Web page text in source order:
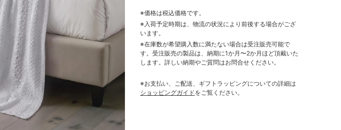
※価格は税込価格です。
※入荷予定時期は、物流の状況により前後する場合がござ
います。
※在庫数が希望購入数に満たない場合は受注販売可能で
す。受注販売の製品は、納期に1か月〜2か月ほど頂戴いた
します。詳しい納期やご質問はお問合せください。
※お支払い、ご配送、ギフトラッピングについての詳細は
ショッピングガイドをご覧ください。